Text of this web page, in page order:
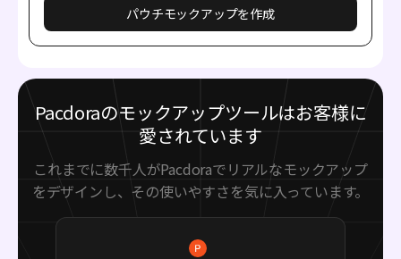
パウチモックアップを作成
Pacdoraのモックアップツールはお客様に
愛されています
これまでに数千人がPacdoraでリアルなモックアップ
をデザインし、その使いやすさを気に入っています。